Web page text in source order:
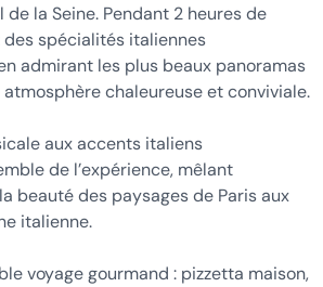
la Seine. Pendant 2 heures de
spécialités italiennes
admirant les plus beaux panoramas
chaleureuse et conviviale.
aux accents italiens
de l’expérience, mêlant
beauté des paysages de Paris aux
italienne.
voyage gourmand : pizzetta maison,